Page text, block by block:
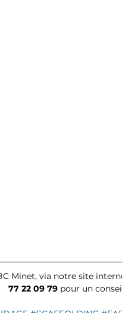
Minet, via notre site
77 22 09 79 pour un